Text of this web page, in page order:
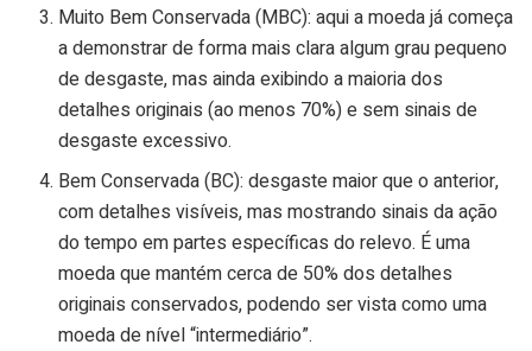
Muito Bem Conservada (MBC): aqui a moeda já começa
a demonstrar de forma mais clara algum grau pequeno
de desgaste, mas ainda exibindo a maioria dos
detalhes originais (ao menos 70%) e sem sinais de
desgaste excessivo.
Bem Conservada (BC): desgaste maior que o anterior,
com detalhes visíveis, mas mostrando sinais da ação
do tempo em partes específicas do relevo. É uma
moeda que mantém cerca de 50% dos detalhes
originais conservados, podendo ser vista como uma
moeda de nível “intermediário”.